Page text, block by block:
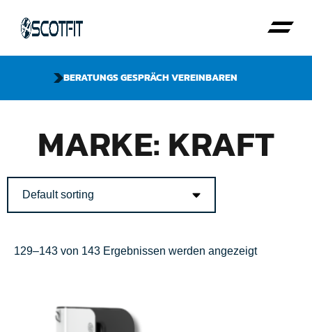
BERATUNGS GESPRÄCH VEREINBAREN
MARKE: KRAFT
129–143 von 143 Ergebnissen werden angezeigt